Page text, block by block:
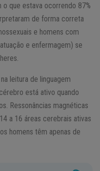
o que estava ocorrendo 87%
de forma correta
e homens com
e enfermagem) se
leitura de linguagem
está ativo quando
Ressonâncias magnéticas
a 16 áreas cerebrais ativas
homens têm apenas de